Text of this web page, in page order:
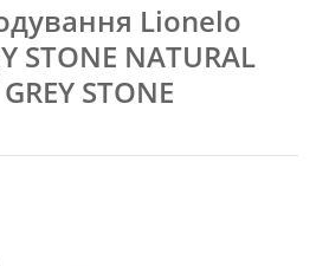
Lionelo
STONE NATURAL
STONE